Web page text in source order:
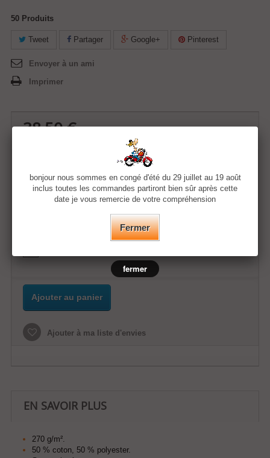
50 Produits
Tweet Partager Google+ Pinterest
Envoyer à un ami
Imprimer
38,50 €
Ajouter au panier
Ajouter à ma liste d'envies
EN SAVOIR PLUS
270 g/m².
50 % coton, 50 % polyester.
bonjour nous sommes en congé d'été du 29 juillet au 19 août
inclus toutes les commandes partiront bien sûr après cette
date je vous remercie de votre compréhension
Fermer
fermer